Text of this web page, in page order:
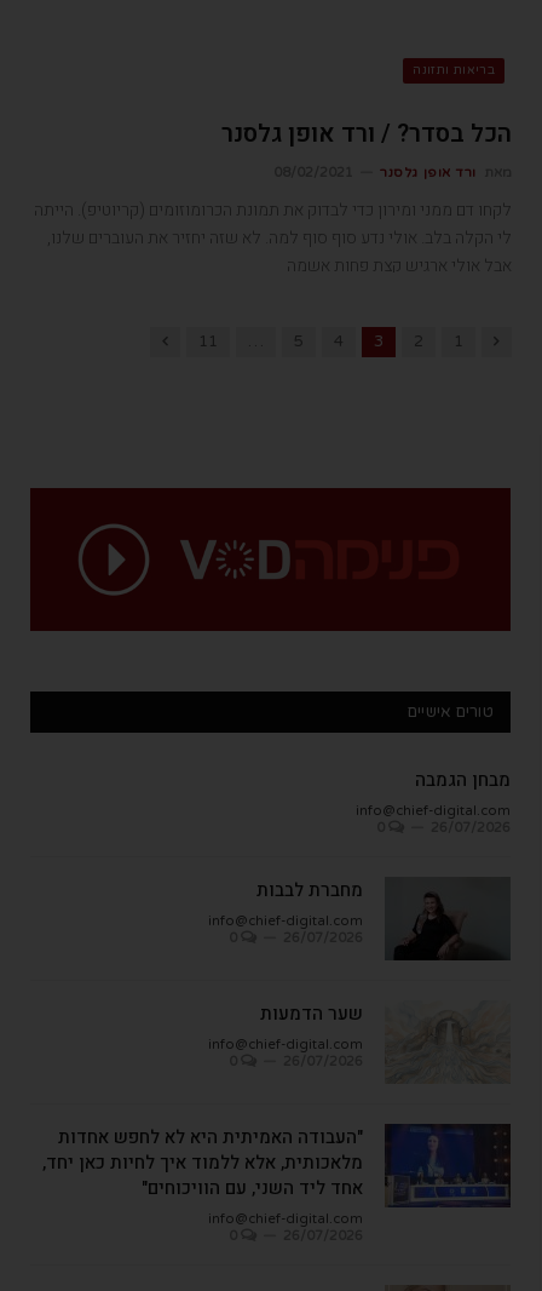
בריאות ותזונה
הכל בסדר? / ורד אופן גלסנר
ורד אופן גלסנר
לקחו דם ממני ומירון כדי לבדוק את תמונת הכרומוזומים (קריוטיפ). הייתה
לי הקלה בלב. אולי נדע סוף סוף למה. לא שזה יחזיר את העוברים שלנו,
אבל אולי ארגיש קצת פחות אשמה
Previous
1
2
3
4
5
11
Next
טורים אישיים
מבחן הגמבה
info@chief-digital.com
מחברת לבבות
info@chief-digital.com
שער הדמעות
info@chief-digital.com
"העבודה האמיתית היא לא לחפש אחדות
מלאכותית, אלא ללמוד איך לחיות כאן יחד,
אחד ליד השני, עם הוויכוחים"
info@chief-digital.com